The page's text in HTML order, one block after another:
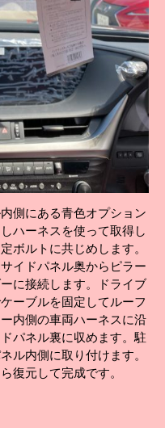
側にある青色オプション
ハーネスを使って取得し
ボルトに共じめします。
イドパネル奥からピラー
に接続します。ドライブ
ーブルを固定してルーフ
内側の車両ハーネスに沿
パネル裏に収めます。駐
ル内側に取り付けます。
復元して完成です。